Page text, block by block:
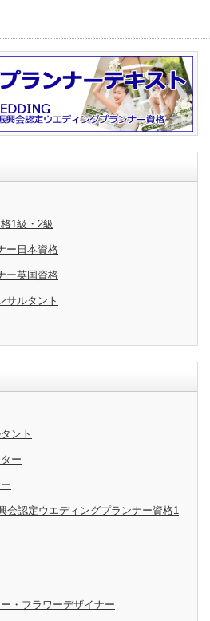
1級・2級
ー日本資格
ー英国資格
サルタント
ント
ー
会認定ウエディングプランナー資格1
・フラワーデザイナー